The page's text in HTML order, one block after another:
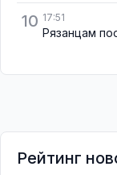
10 17:51
Рязанцам
Рейтинг